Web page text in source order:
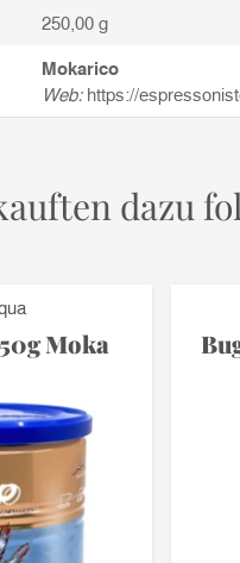
250,00 g
Mokarico
Web:https://
dazu
Moka